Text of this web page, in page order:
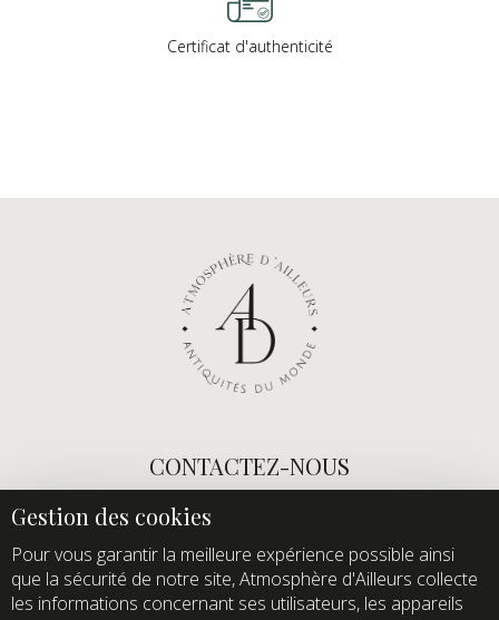
Certificat d'authenticité
CONTACTEZ-NOUS
info@atmospheredailleurs.com
Tel :
+33 (0)1 60 12 68 26
Domaine de Quincampoix
Route de Roussigny
Pour vous garantir la meilleure expérience possible ainsi
que la sécurité de notre site, Atmosphère d'Ailleurs collecte
les informations concernant ses utilisateurs, les appareils